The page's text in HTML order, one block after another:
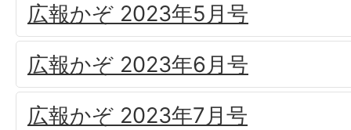
広報かぞ 2023年5月号
広報かぞ 2023年6月号
広報かぞ 2023年7月号